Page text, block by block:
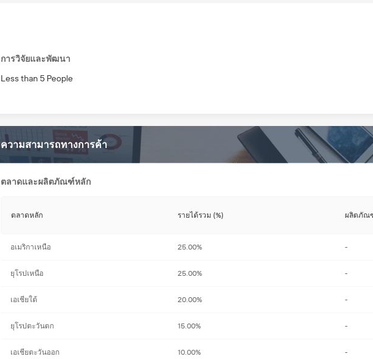
การวิจัยและพัฒนา
Less than 5 People
ความสามารถทางการค้า
ตลาดและผลิตภัณฑ์หลัก
ตลาดหลัก รายได้รวม (%) ผลิตภัณ
อเมริกาเหนือ 25.00%
ยุโรปเหนือ 25.00%
เอเชียใต้ 20.00%
ยุโรปตะวันตก 15.00%
เอเชียตะวันออก 10.00%